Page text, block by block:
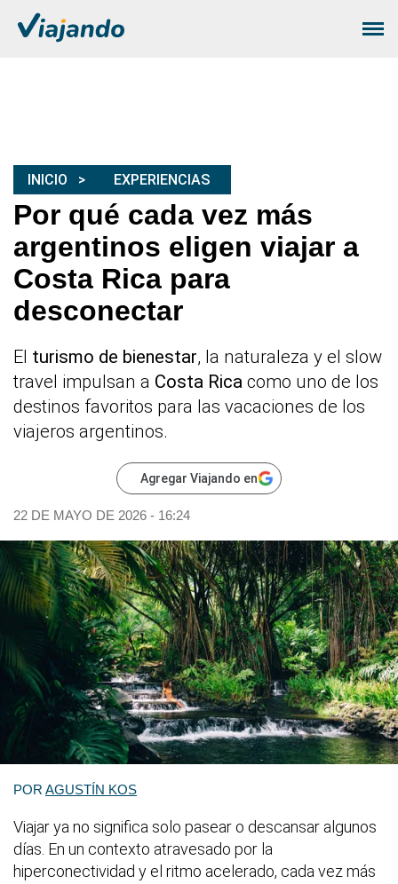
INICIO EXPERIENCIAS
Por qué cada vez más
argentinos eligen viajar a
Costa Rica para
desconectar
El turismo de bienestar, la naturaleza y el slow
travel impulsan a Costa Rica como uno de los
destinos favoritos para las vacaciones de los
viajeros argentinos.
Agregar Viajando en
22 DE MAYO DE 2026 - 16:24
POR AGUSTÍN KOS
Viajar ya no significa solo pasear o descansar algunos
días. En un contexto atravesado por la
hiperconectividad y el ritmo acelerado, cada vez más